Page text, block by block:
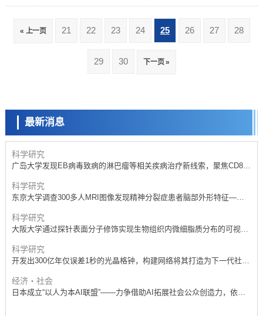
« 上一页 21 22 23 24 25 26 27 28
29 30 下一页 »
最新消息
政策
日本内阁会议通过《2026年综合创新战略》，将统筹推进科学研究与成
果转化
科学研究
广岛大学发现EB病毒致病的淋巴瘤等相关疾病治疗新线索，聚焦CD80
科学研究
东京大学调查300多人MRI图像发现精神分裂症患者脑部外形特征——
科学研究
大阪大学通过探针表面分子修饰实现生物组织内微细脂质分布的可视
科学研究
开发出300亿年仅误差1秒的光晶格钟，构建网络将其打造为下一代社会
经济・社会
日本成立“以人为本AI联盟”——力争借助AI拓展社会公众创造力，依托